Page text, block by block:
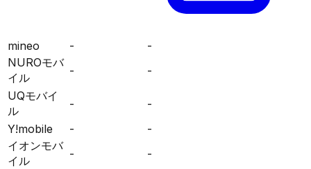
mineo -
-
NUROモバ
イル
-
-
UQモバイ
ル
-
-
Y!mobile
-
-
イオンモバ
イル
-
-